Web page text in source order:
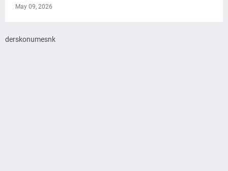
May 09, 2026
derskonumesnk